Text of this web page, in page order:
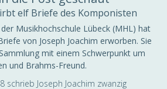
elf Briefe des Komponisten
Musikhochschule Lübeck (MHL) hat
von Joseph Joachim erworben. Sie
mit einem Schwerpunkt um
und Brahms-Freund.
schrieb Joseph Joachim zwanzig